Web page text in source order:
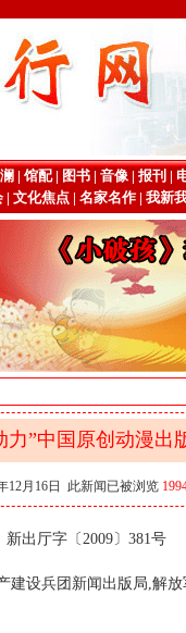
| 馆配| 图书| 音像| 报刊 |
| 文化焦点| 名家名作| 我新
力”中国原创动漫
12月16日 此新闻已被浏览
新出厅字〔2009〕381号
建设兵团新闻出版局,解